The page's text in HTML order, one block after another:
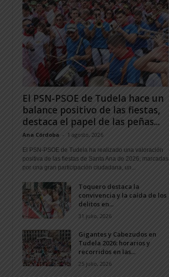
El PSN-PSOE de Tudela hace un
balance positivo de las fiestas,
destaca el papel de las peñas...
Ana Córdoba - 1 agosto, 2026
El PSN-PSOE de Tudela ha realizado una valoración
positiva de las fiestas de Santa Ana de 2026, marcadas
por una gran participación ciudadana, un...
Toquero destaca la
convivencia y la caída de los
delitos en...
31 julio, 2026
Gigantes y Cabezudos en
Tudela 2026: horarios y
recorridos en las...
25 julio, 2026